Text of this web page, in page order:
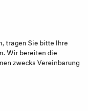
tragen Sie bitte Ihre
Wir bereiten die
zwecks Vereinbarung